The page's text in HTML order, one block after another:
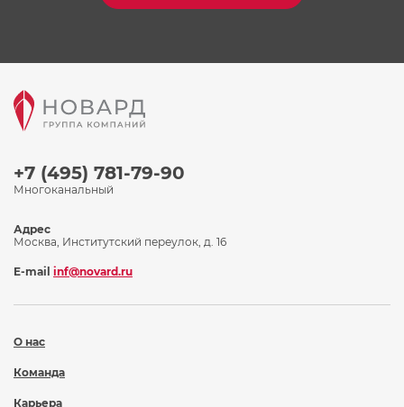
+7 (495) 781-79-90
Многоканальный
О нас
Команда
Карьера
Адрес
Москва, Институтский переулок, д. 16
E-mail inf@novard.ru